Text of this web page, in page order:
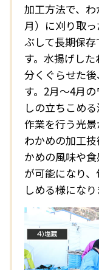
加工方法で、
月）に刈り取
ぶして長期保
す。水揚げし
分くぐらせた
す。2月～4月
しの立ちこめ
作業を行う光
わかめの加工
かめの風味や
が可能になり
しめる様になり